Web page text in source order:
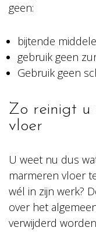
geen:
bijtende
gebruik geen
Gebruik geen
Zo reinigt u
vloer
U weet nu dus
marmeren vloer
wél in zijn werk?
over het
verwijderd